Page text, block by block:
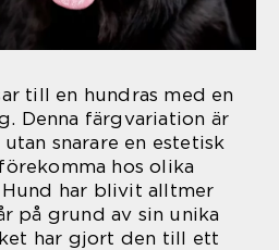
till en hundras med en
Denna färgvariation är
snarare en estetisk
hos olika
Hund har blivit alltmer
på grund av sin unika
har gjort den till ett